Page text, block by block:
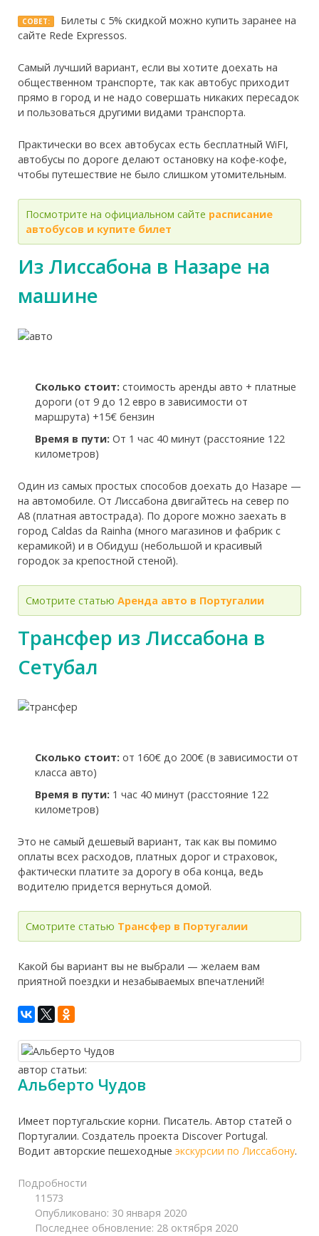
СОВЕТ:
Билеты с 5% скидкой можно купить заранее на
сайте Rede Expressos.
Самый лучший вариант, если вы хотите доехать на
общественном транспорте, так как автобус приходит
прямо в город и не надо совершать никаких пересадок
и пользоваться другими видами транспорта.
Практически во всех автобусах есть бесплатный WiFI,
автобусы по дороге делают остановку на кофе-кофе,
чтобы путешествие не было слишком утомительным.
Посмотрите на официальном сайте расписание
автобусов и купите билет
Из Лиссабона в Назаре на
машине
Сколько стоит: стоимость аренды авто + платные
дороги (от 9 до 12 евро в зависимости от
маршрута) +15€ бензин
Время в пути: От 1 час 40 минут (расстояние 122
километров)
Один из самых простых способов доехать до Назаре —
на автомобиле. От Лиссабона двигайтесь на север по
A8 (платная автострада). По дороге можно заехать в
город Caldas da Rainha (много магазинов и фабрик с
керамикой) и в Обидуш (небольшой и красивый
городок за крепостной стеной).
Смотрите статью Аренда авто в Португалии
Трансфер из Лиссабона в
Сетубал
Сколько стоит: от 160€ до 200€ (в зависимости от
класса авто)
Время в пути: 1 час 40 минут (расстояние 122
километров)
Это не самый дешевый вариант, так как вы помимо
оплаты всех расходов, платных дорог и страховок,
фактически платите за дорогу в оба конца, ведь
водителю придется вернуться домой.
Смотрите статью Трансфер в Португалии
Какой бы вариант вы не выбрали — желаем вам
приятной поездки и незабываемых впечатлений!
автор статьи:
Альберто Чудов
Имеет португальские корни. Писатель. Автор статей о
Португалии. Создатель проекта Discover Portugal.
Водит авторские пешеходные экскурсии по Лиссабону.
Подробности
11573
Опубликовано: 30 января 2020
Последнее обновление: 28 октября 2020